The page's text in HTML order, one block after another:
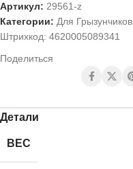
Артикул: 29561-z
Категории: Для Грызунчиков
Штрихкод: 4620005089341
Поделиться
Детали
ВЕС